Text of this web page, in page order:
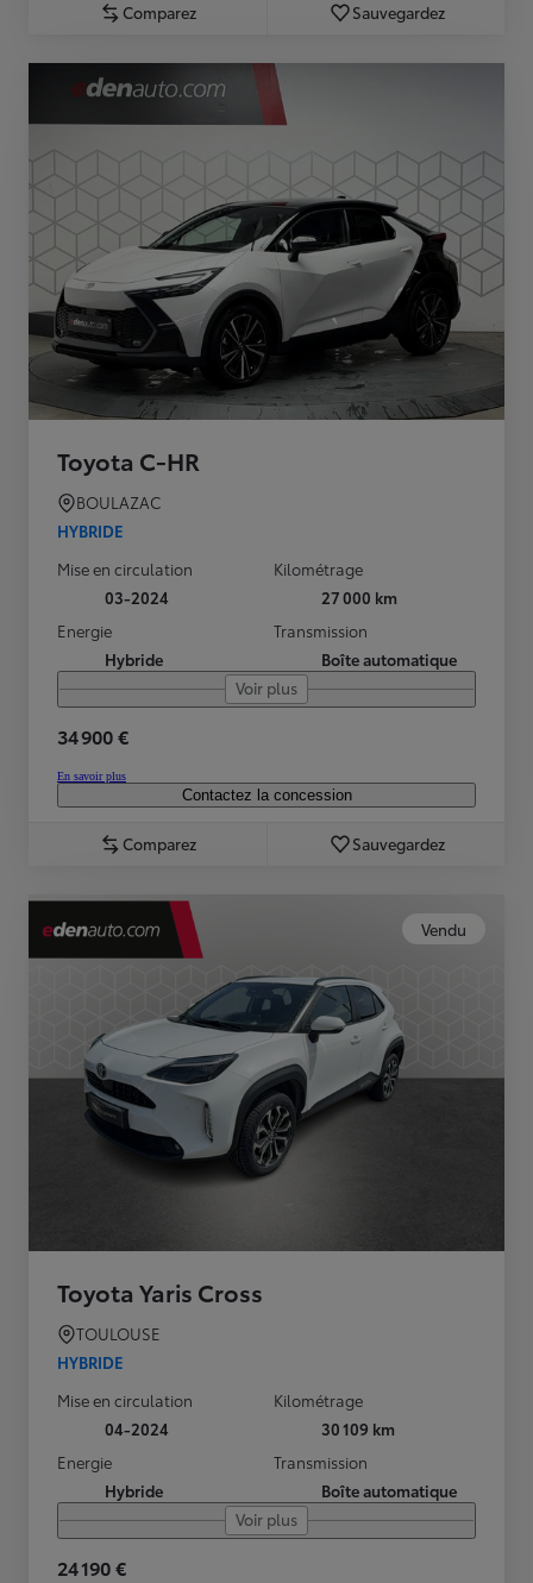
Comparez Sauvegardez
Toyota C-HR
BOULAZAC
HYBRIDE
Mise en circulation
03-2024
Kilométrage
27 000 km
Energie
Hybride
Transmission
Boîte automatique
Voir plus
34 900 €
En savoir plus
Contactez la concession
Comparez Sauvegardez
Vendu
Toyota Yaris Cross
TOULOUSE
HYBRIDE
Mise en circulation
04-2024
Kilométrage
30 109 km
Energie
Hybride
Transmission
Boîte automatique
Voir plus
24 190 €